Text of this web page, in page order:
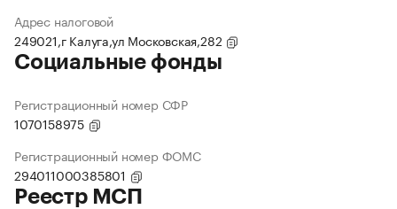
Адрес налоговой
249021,г Калуга,ул Московская,282
Социальные фонды
Регистрационный номер СФР
1070158975
Регистрационный номер ФОМС
294011000385801
Реестр МСП